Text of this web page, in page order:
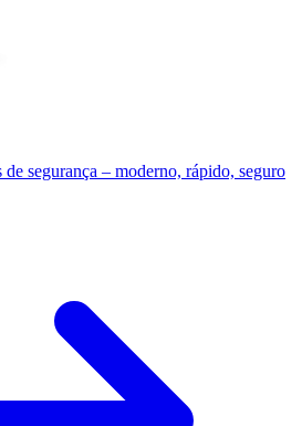
segurança – moderno, rápido, seguro